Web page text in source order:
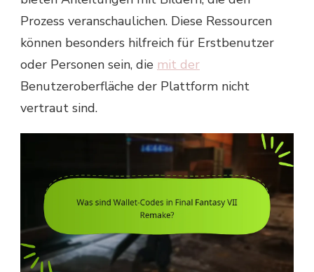
Prozess veranschaulichen. Diese Ressourcen
können besonders hilfreich für Erstbenutzer
oder Personen sein, die mit der
Benutzeroberfläche der Plattform nicht
vertraut sind.